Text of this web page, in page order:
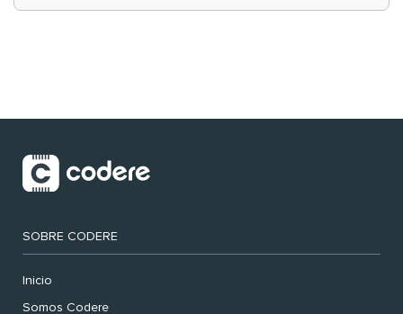
SOBRE CODERE
Inicio
Somos Codere